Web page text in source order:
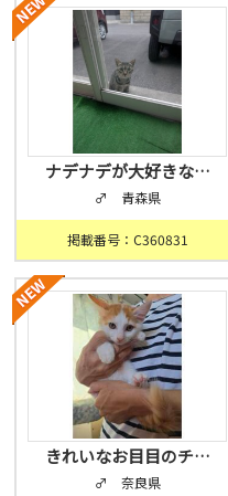
ナデナデが大好きな…
♂ 青森県
掲載番号：C360831
きれいなお目目のチ…
♂ 奈良県